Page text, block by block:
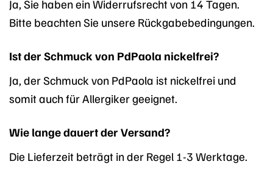
Ja, Sie haben ein Widerrufsrecht von 14 Tagen.
Bitte beachten Sie unsere Rückgabebedingungen.
Ist der Schmuck von PdPaola nickelfrei?
Ja, der Schmuck von PdPaola ist nickelfrei und
somit auch für Allergiker geeignet.
Wie lange dauert der Versand?
Die Lieferzeit beträgt in der Regel 1-3 Werktage.